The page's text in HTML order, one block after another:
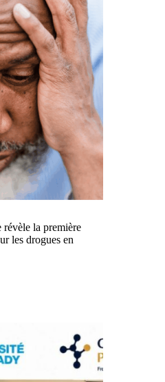
révèle la première
les drogues en